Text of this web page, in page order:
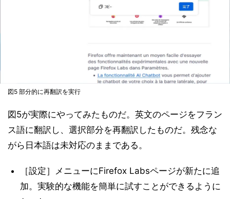
図5 部分的に再翻訳を実行
図5が実際にやってみたものだ。英文のページをフラン
ス語に翻訳し、選択部分を再翻訳したものだ。残念な
がら日本語は未対応のままである。
［設定］メニューにFirefox Labsページが新たに追
加。実験的な機能を簡単に試すことができるように